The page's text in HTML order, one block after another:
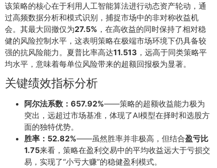
该策略的核心在于利用人工智能算法进行动态资产轮动，通
过高频数据分析和模式识别，捕捉市场中的非对称收益机
会。其最大回撤仅为27.5% ，在高收益的同时保持了相对稳
健的风险控制水平，这表明策略在极端市场环境下仍具备较
强的抗风险能力。夏普比率高达11.513 ，远高于同类策略平
均水平，意味着每单位风险带来的超额回报极为显著。
关键绩效指标分析
阿尔法系数：657.92%——策略的超额收益能力极为
突出，远超过市场基准，体现了AI模型在择时和选股方
面的独特优势。
胜率：52.82%——虽然胜率并非极高，但结合盈亏比
1.75来看，策略在盈利交易中的平均收益远大于亏损交
易，实现了“小亏大赚”的稳健盈利模式。